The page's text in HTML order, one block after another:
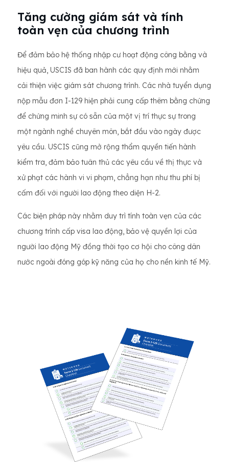
Tăng cường giám sát và tính
toàn vẹn của chương trình
Để đảm bảo hệ thống nhập cư hoạt động công bằng và
hiệu quả, USCIS đã ban hành các quy định mới nhằm
cải thiện việc giám sát chương trình. Các nhà tuyển dụng
nộp mẫu đơn I-129 hiện phải cung cấp thêm bằng chứng
để chứng minh sự có sẵn của một vị trí thực sự trong
một ngành nghề chuyên môn, bắt đầu vào ngày được
yêu cầu. USCIS cũng mở rộng thẩm quyền tiến hành
kiểm tra, đảm bảo tuân thủ các yêu cầu về thị thực và
xử phạt các hành vi vi phạm, chẳng hạn như thu phí bị
cấm đối với người lao động theo diện H-2.
Các biện pháp này nhằm duy trì tính toàn vẹn của các
chương trình cấp visa lao động, bảo vệ quyền lợi của
người lao động Mỹ đồng thời tạo cơ hội cho công dân
nước ngoài đóng góp kỹ năng của họ cho nền kinh tế Mỹ.